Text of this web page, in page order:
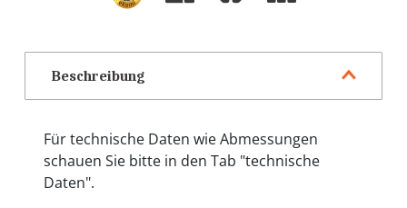
Beschreibung
Für technische Daten wie Abmessungen
schauen Sie bitte in den Tab "technische
Daten".